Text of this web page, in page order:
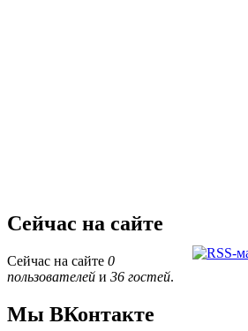
Сейчас на сайте
Сейчас на сайте 0
пользователей и 36 гостей.
Мы ВКонтакте